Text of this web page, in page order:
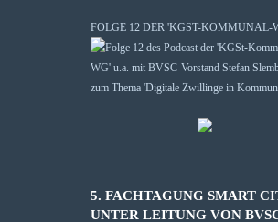
FOLGE 12 DER 'KGST-KOMMUNAL-
5. FACHTAGUNG SMART
UNTER LEITUNG VON